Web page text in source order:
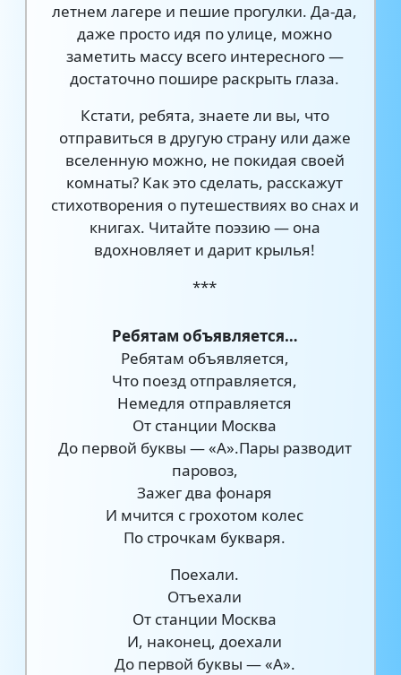
летнем лагере и пешие прогулки. Да-да,
даже просто идя по улице, можно
заметить массу всего интересного —
достаточно пошире раскрыть глаза.
Кстати, ребята, знаете ли вы, что
отправиться в другую страну или даже
вселенную можно, не покидая своей
комнаты? Как это сделать, расскажут
стихотворения о путешествиях во снах и
книгах. Читайте поэзию — она
вдохновляет и дарит крылья!
***
Ребятам объявляется…
Ребятам объявляется,
Что поезд отправляется,
Немедля отправляется
От станции Москва
До первой буквы — «А».Пары разводит
паровоз,
Зажег два фонаря
И мчится с грохотом колес
По строчкам букваря.
Поехали.
Отъехали
От станции Москва
И, наконец, доехали
До первой буквы — «А».